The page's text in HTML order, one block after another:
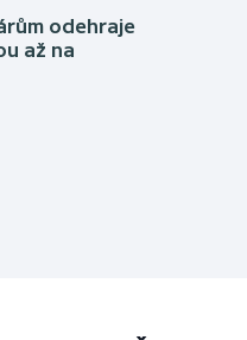
odehraje
až na